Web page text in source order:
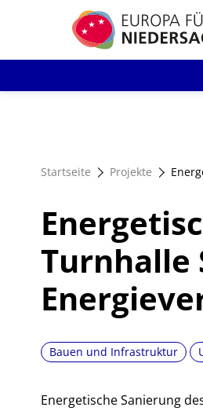
Startseite Projekte
Turnhalle
Bauen und Infrastruktur
Energetische Sanierung